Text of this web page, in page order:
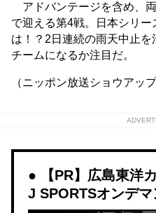
アドバンテージを含め、
で迎える第4戦。日本シリ
は！？2日連続の雨天中止
チームになるか注目だ。
（ニッポン放送ショウアッ
【PR】広島東洋
J SPORTSオンデマ